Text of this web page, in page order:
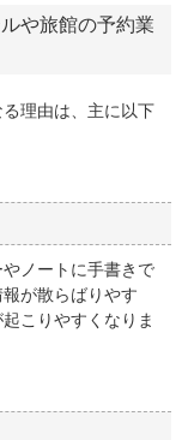
や旅館の予約業
理由は、主に以下
ノートに手書きで
が散らばりやす
こりやすくなりま